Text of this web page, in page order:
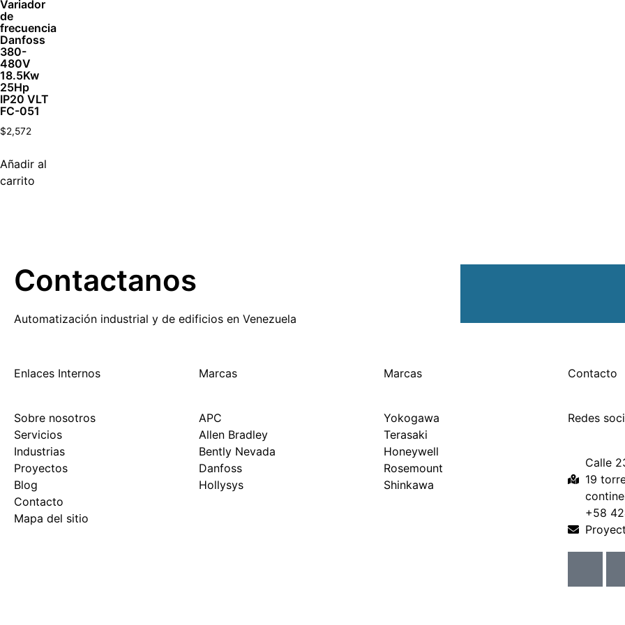
Variador
de
frecuencia
Danfoss
380-
480V
18.5Kw
25Hp
IP20 VLT
FC-051
$2,572
Añadir al
carrito
Contactanos
Automatización industrial y de edificios en Venezuela​
Enlaces Internos
Sobre nosotros
Servicios
Industrias
Proyectos
Blog
Contacto
Mapa del sitio
Marcas
APC
Allen Bradley
Bently Nevada
Danfoss
Hollysys
Marcas
Yokogawa
Terasaki
Honeywell
Rosemount
Shinkawa
Contacto
Redes
Calle
19
+58